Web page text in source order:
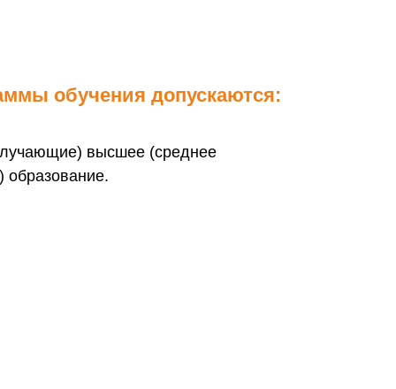
Российской Федерации"
обучения допускаются:
высшее (среднее
образование.